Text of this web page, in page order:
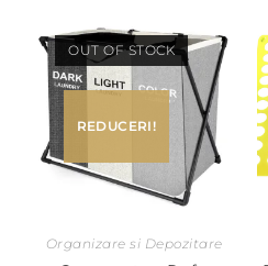
OUT OF STOCK
REDUCERI!
Organizare si Depozitare